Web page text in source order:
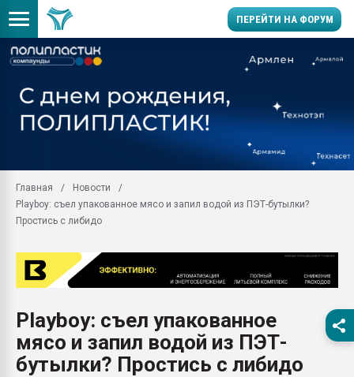
ПЕРЕЙТИ НА ФОРУМ
Вакуум-формовочные
28.07.2026
Всё, что касается
бутылок
вакуумного
Продам отходы
поликарбоната и АБС-
Armaloy PC/ABS-1IM
Главная
Новости
Playboy: съел упакованное мясо и запил водой из ПЭТ-бутылки?
Простись с либидо
Playboy: съел упакованное
мясо и запил водой из ПЭТ-
бутылки? Простись с либидо